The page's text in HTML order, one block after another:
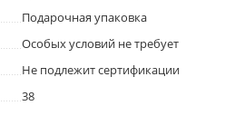
Подарочная упаковка
Особых условий не требует
Не подлежит сертификации
38